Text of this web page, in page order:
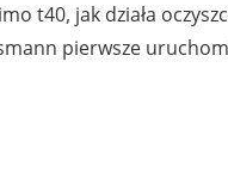
t40, jak działa
pierwsze